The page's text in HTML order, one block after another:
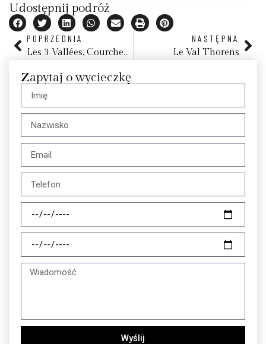
Udostępnij podróż
POPRZEDNIA
Les 3 Vallées, Courchevel
NASTĘPNA
Le Val Thorens
Zapytaj o wycieczkę
Wyślij